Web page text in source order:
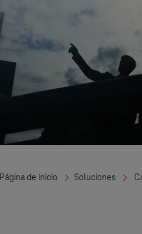
Página de inicio Soluciones